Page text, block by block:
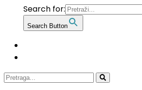
Search for:
Search Button